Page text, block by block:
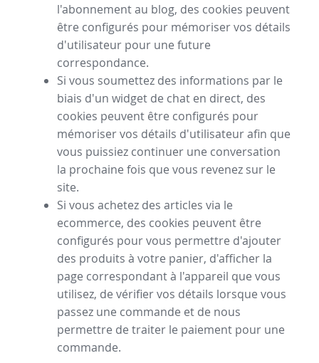
l'abonnement au blog, des cookies peuvent
être configurés pour mémoriser vos détails
d'utilisateur pour une future
correspondance.
Si vous soumettez des informations par le
biais d'un widget de chat en direct, des
cookies peuvent être configurés pour
mémoriser vos détails d'utilisateur afin que
vous puissiez continuer une conversation
la prochaine fois que vous revenez sur le
site.
Si vous achetez des articles via le
ecommerce, des cookies peuvent être
configurés pour vous permettre d'ajouter
des produits à votre panier, d'afficher la
page correspondant à l'appareil que vous
utilisez, de vérifier vos détails lorsque vous
passez une commande et de nous
permettre de traiter le paiement pour une
commande.